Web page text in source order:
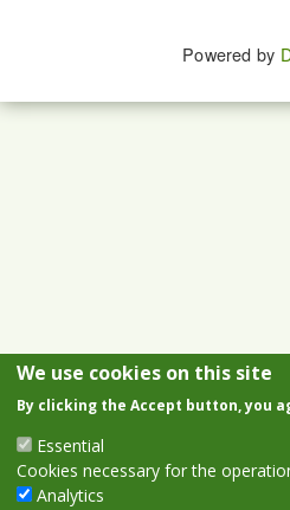
Powered by
We use cookies on this site
By clicking the Accept button, you
Essential
Cookies necessary for the
Analytics